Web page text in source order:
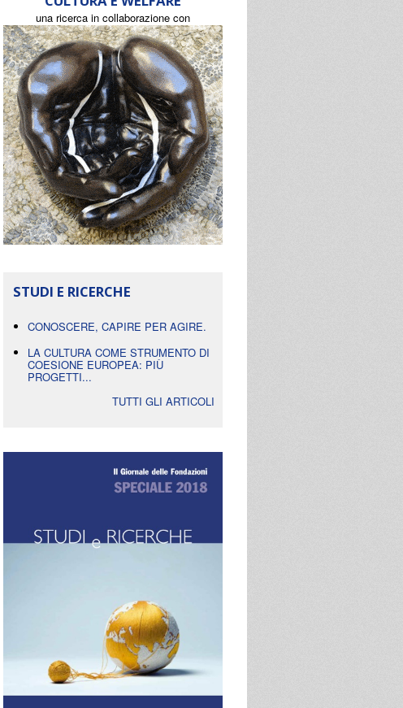
una ricerca in collaborazione con
STUDI E RICERCHE
CONOSCERE, CAPIRE PER AGIRE.
LA CULTURA COME STRUMENTO DI
COESIONE EUROPEA: PIÙ
PROGETTI...
TUTTI GLI ARTICOLI